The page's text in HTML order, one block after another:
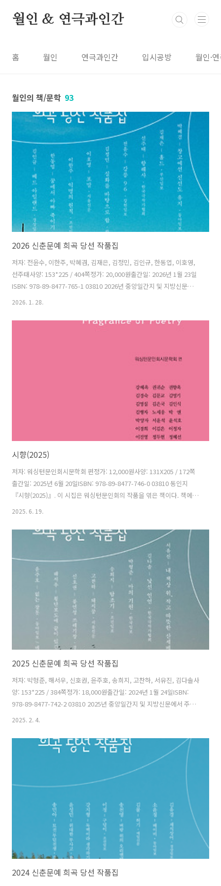
월인 & 연극과인간
홈 월인 연극과인간 입시공방 월인·
월인의 책/문학 93
2026 신춘문예 희곡 당선 작품집
저자: 전윤수, 이한주, 박혜겸, 김재은, 김정민, 김인규, 한동엽, 이호영,
선주태사양: 153*225 / 404쪽정가: 20,000원출간일: 2026년 1월 23일
ISBN: 978-89-8477-765-1 03810 2026년 중앙일간지 및 지방신문에서
주최한 신춘문예 희곡 부문 당선작품 모음집이다. 신춘문예에 당선한 9
이한주 익명의 원칙>, 박혜겸 창고에선 신선도 유지>, 김재은 홀드>, 김
다. 차례전윤수 강릉 96>(강원일보)이한주 익명의 원칙>(조선일보)박혜
2026. 1. 28.
시향(2025)
저자: 워싱턴문인회시문학회 편정가: 12,000원사양: 131X205 / 172쪽
출간일: 2025년 6월 20일ISBN: 978-89-8477-746-0 03810 동인지
『시향(2025)』. 이 시집은 워싱턴문인회의 작품을 엮은 책이다. 책에
담긴 주옥같은 작품을 통해 독자들은 작품 세계로 안내한다. 차례시강혜
박앤박양자서윤석윤석호이경희이김은이정자이진영정두현정혜선차영
대최은숙홍원애황안 시조류명수 이우암 저자소개워싱턴문인회시문학
2025. 6. 19.
2025 신춘문예 희곡 당선 작품집
저자: 박형준, 해서우, 신호권, 윤주호, 송희지, 고찬하, 서유진, 김다솔사
양: 153*225 / 384쪽정가: 18,000원출간일: 2024년 1월 24일ISBN:
978-89-8477-742-2 03810 2025년 중앙일간지 및 지방신문에서 주최
한 신춘문예 희곡 부문 당선작품 모음집이다. 신춘문예에 당선한 8인의
우 횡단보도에 끝이 있긴 한가요?>, 신호권 불연성 쓰레기장>, 윤주호
없는 잘못>, 메리 고 라운드>, 송희지 탐조기>, 고찬하 돼지꿈>, 서유진
내 책상 위, 작고 따뜻한 산세베리아 화분>, 김다솔 낯선 인연>까지 모두
아홉 작품이 실려 있다. 차례박형준 마의 기원>(한국일보)해서우 횡단보
도에 끝이 있긴 한가요?>..
2025. 2. 4.
2024 신춘문예 희곡 당선 작품집